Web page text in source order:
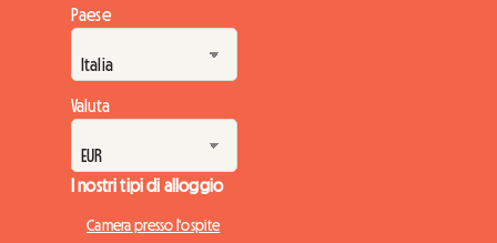
Paese
Valuta
I nostri tipi di alloggio
Camera presso l'ospite